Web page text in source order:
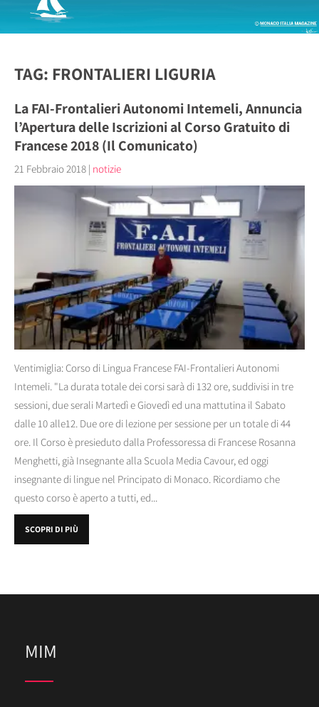
TAG: FRONTALIERI LIGURIA
La FAI-Frontalieri Autonomi Intemeli, Annuncia
l’Apertura delle Iscrizioni al Corso Gratuito di
Francese 2018 (Il Comunicato)
21 Febbraio 2018 | notizie
Ventimiglia: Corso di Lingua Francese FAI-Frontalieri Autonomi
Intemeli. "La durata totale dei corsi sarà di 132 ore, suddivisi in tre
sessioni, due serali Martedì e Giovedì ed una mattutina il Sabato
dalle 10 alle12. Due ore di lezione per sessione per un totale di 44
ore. Il Corso è presieduto dalla Professoressa di Francese Rosanna
Menghetti, già Insegnante alla Scuola Media Cavour, ed oggi
insegnante di lingue nel Principato di Monaco. Ricordiamo che
questo corso è aperto a tutti, ed...
SCOPRI DI PIÙ
MIM